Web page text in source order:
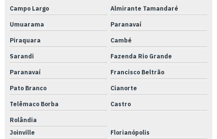
Serviço de usinagem
Serviços de usinagem cnc
Serviços de usinagem retífica
Soluções em metrologia
Soluções metrológicas integradas
Torno cnc automático
Campo Largo Almirante Tamandaré
Umuarama Paranavaí
Piraquara Cambé
Sarandi Fazenda Rio Grande
Paranavaí Francisco Beltrão
Pato Branco Cianorte
Telêmaco Borba Castro
Rolândia
Joinville
Florianópolis